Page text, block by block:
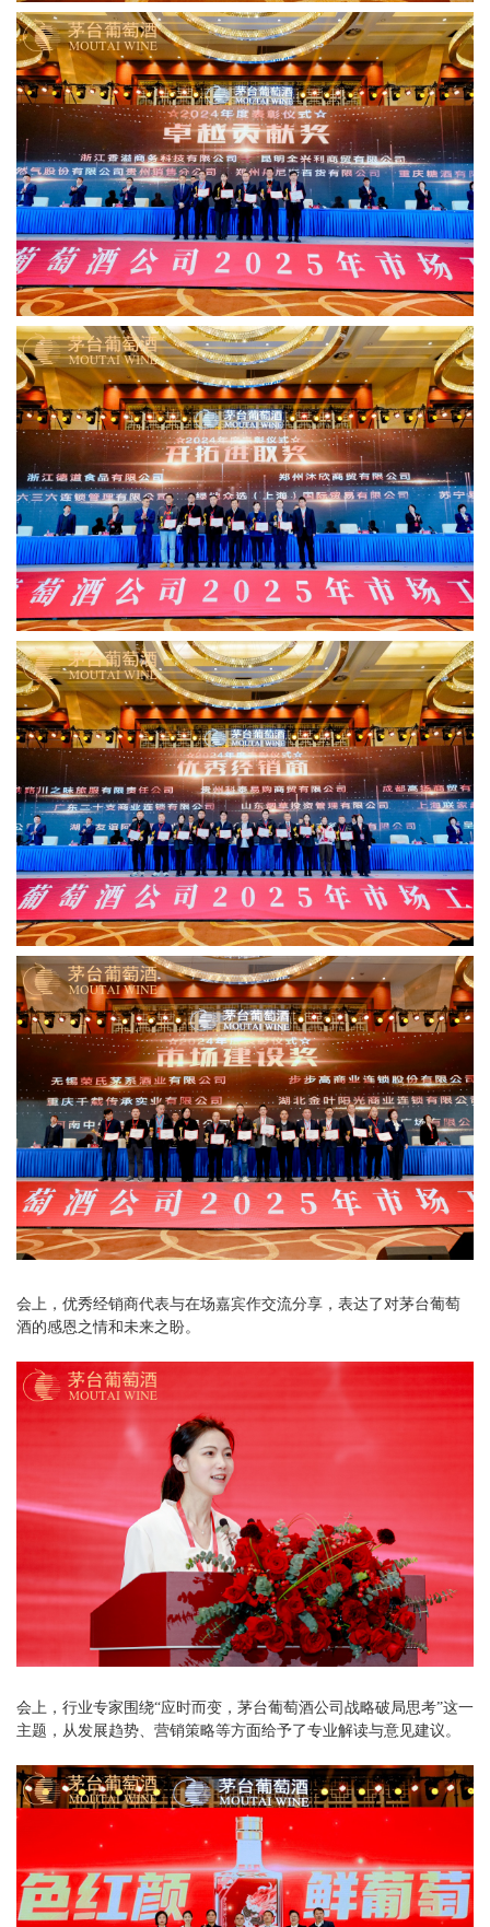
会上，优秀经销商代表与在场嘉宾作交流分享，表达了对茅台葡萄
酒的感恩之情和未来之盼。
会上，行业专家围绕“应时而变，茅台葡萄酒公司战略破局思考”这一
主题，从发展趋势、营销策略等方面给予了专业解读与意见建议。